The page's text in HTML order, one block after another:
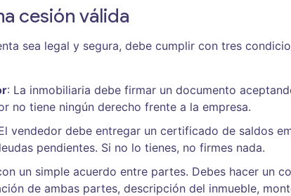
cesión válida
sea legal y segura, debe cumplir con tres
: La inmobiliaria debe firmar un documento
no tiene ningún derecho frente a la empresa.
vendedor debe entregar un certificado de saldos
pendientes. Si no lo tienes, no firmes nada.
un simple acuerdo entre partes. Debes hacer un
de ambas partes, descripción del inmueble,